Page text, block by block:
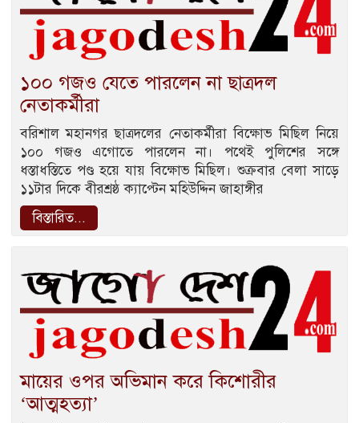
১০০ গজও যেতে পারলেন না ছাত্রদল
নেতাকর্মীরা
বরিশাল মহানগর ছাত্রদলের নেতাকর্মীরা বিক্ষোভ মিছিল নিয়ে
১০০ গজও এগোতে পারলেন না। পথেই পুলিশের সঙ্গে
ধস্তাধস্তিতে পণ্ড হয়ে যায় বিক্ষোভ মিছিল। শুক্রবার বেলা সাড়ে
১১টার দিকে বীরশ্রষ্ঠ ক্যাপ্টেন মহিউদ্দিন জাহাঙ্গীর
বিস্তারিত...
মায়ের ওপর অভিমান করে কিশোরীর
‘আত্মহত্যা’